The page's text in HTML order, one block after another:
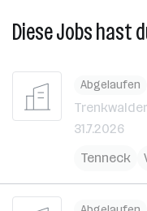
Diese Jobs hast
Abgelaufen
31.7.2026
Tenneck